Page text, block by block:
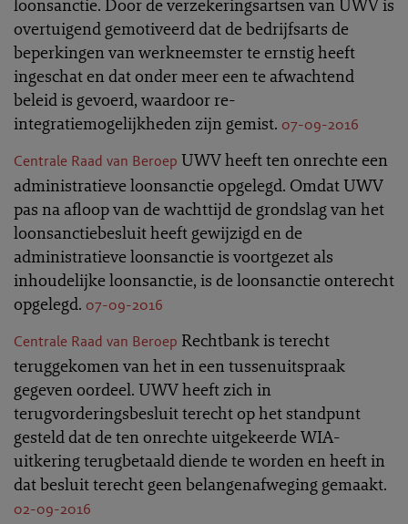
loonsanctie. Door de verzekeringsartsen van UWV is
overtuigend gemotiveerd dat de bedrijfsarts de
beperkingen van werkneemster te ernstig heeft
ingeschat en dat onder meer een te afwachtend
beleid is gevoerd, waardoor re-
integratiemogelijkheden zijn gemist. 07-09-2016
Centrale Raad van Beroep UWV heeft ten onrechte een
administratieve loonsanctie opgelegd. Omdat UWV
pas na afloop van de wachttijd de grondslag van het
loonsanctiebesluit heeft gewijzigd en de
administratieve loonsanctie is voortgezet als
inhoudelijke loonsanctie, is de loonsanctie onterecht
opgelegd. 07-09-2016
Centrale Raad van Beroep Rechtbank is terecht
teruggekomen van het in een tussenuitspraak
gegeven oordeel. UWV heeft zich in
terugvorderingsbesluit terecht op het standpunt
gesteld dat de ten onrechte uitgekeerde WIA-
uitkering terugbetaald diende te worden en heeft in
dat besluit terecht geen belangenafweging gemaakt.
02-09-2016